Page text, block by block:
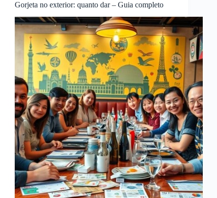
Gorjeta no exterior: quanto dar – Guia completo